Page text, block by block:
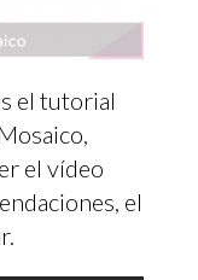
el tutorial
el vídeo
el